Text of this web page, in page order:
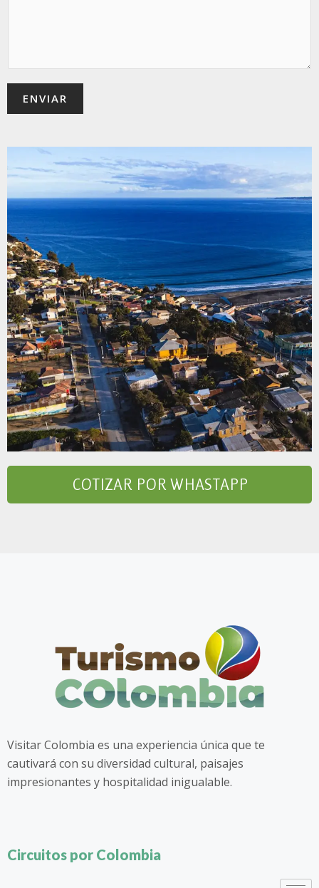
ENVIAR
COTIZAR POR WHASTAPP
Visitar Colombia es una experiencia única que te
cautivará con su diversidad cultural, paisajes
impresionantes y hospitalidad inigualable.
Circuitos por Colombia